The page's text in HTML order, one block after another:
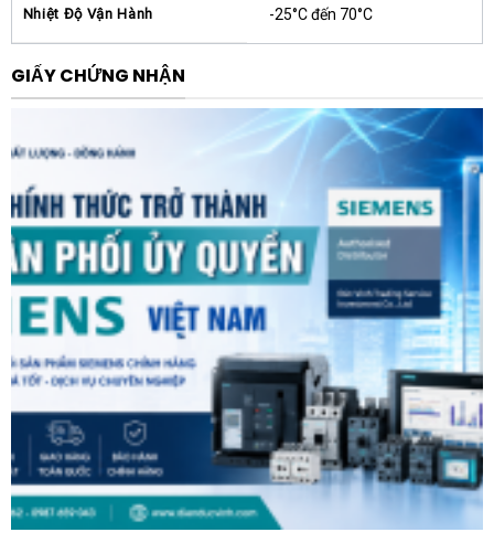
Sản phẩm giúp giảm thiểu tối đa rủi ro cháy nổ do sự
cố điện, bảo vệ an toàn cho các thiết bị công suất lớn
phía sau như động cơ, máy biến áp và hệ thống thanh
cái. Khả năng cắt 50kA đảm bảo thiết bị không bị hư
hỏng khi xảy ra đoản mạch nghiêm trọng.
Nhờ cơ chế tác động chính xác và độ bền cơ học cao,
hệ thống điện sẽ vận hành ổn định hơn, giảm thời gian
dừng máy do sự cố hoặc bảo trì định kỳ. Đây là yếu tố
sống còn đối với các nhà máy sản xuất liên tục hoặc
các trung tâm dữ liệu.
Ứng dụng thực tế
Với dải công suất lớn 1250A, Aptomat khối Schneider
C125N420FM 4P 1250A 50kA MicroLogic 2.0 được
ứng dụng rộng rãi trong nhiều lĩnh vực:
Nhiệt Độ Vận Hành -25°C đến 70°C
GIẤY CHỨNG NHẬN